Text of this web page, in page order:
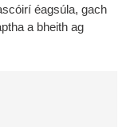
éagsúla, gach
a bheith ag
am agus ag
lóistíochta ó
n-ionadaí díolacháin